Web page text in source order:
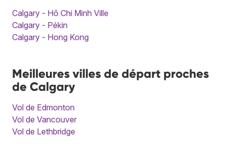
Calgary - Hô Chi Minh Ville
Calgary - Pékin
Calgary - Hong Kong
Meilleures villes de départ proches
de Calgary
Vol de Edmonton
Vol de Vancouver
Vol de Lethbridge